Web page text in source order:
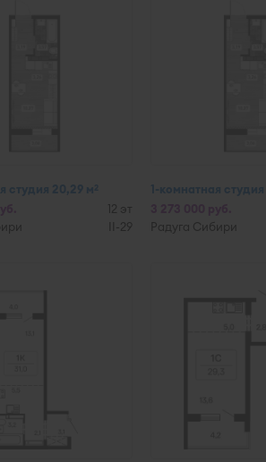
студия 20,29 м2
12 эт
II-29
1-комнатная
Радуга Сибири